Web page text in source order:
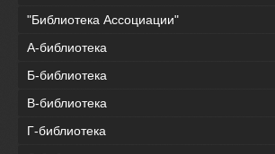
"Библиотека Ассоциации"
А-библиотека
Б-библиотека
В-библиотека
Г-библиотека